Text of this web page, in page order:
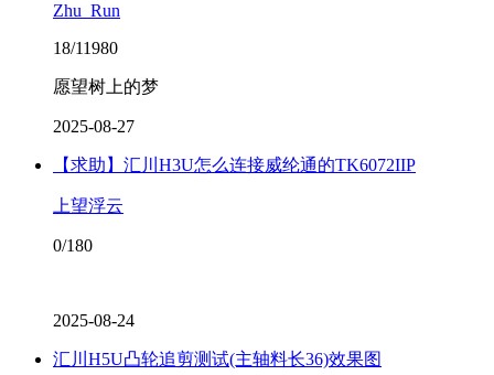
Zhu_Run
18/11980
愿望树上的梦
2025-08-27
【求助】汇川H3U怎么连接威纶通的TK6072IIP
上望浮云
0/180
2025-08-24
汇川H5U凸轮追剪测试(主轴料长36)效果图